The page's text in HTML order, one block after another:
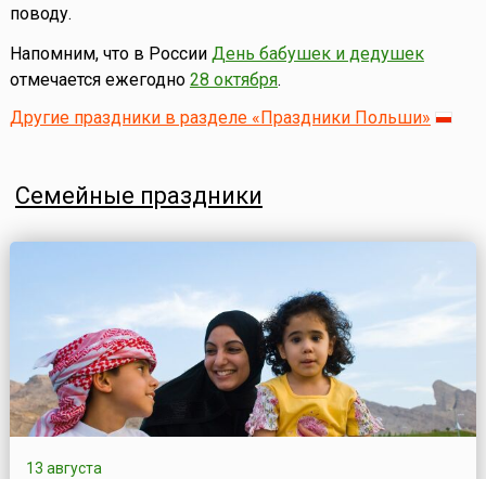
поводу.
Напомним, что в России День бабушек и дедушек
отмечается ежегодно 28 октября.
Другие праздники в разделе «Праздники Польши»
Семейные праздники
13 августа